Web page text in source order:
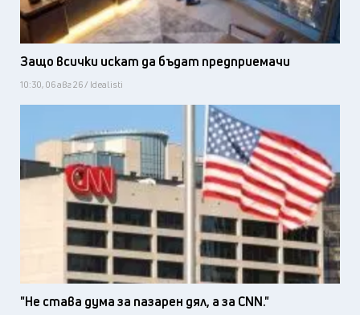
Защо всички искат да бъдат предприемачи
10:30, 06 авг 26 / Idealisti
"Не става дума за пазарен дял, а за CNN."